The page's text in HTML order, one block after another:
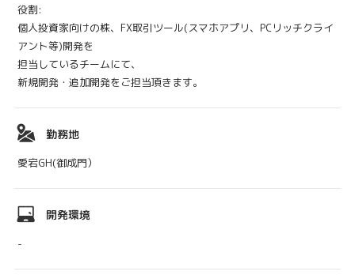
役割:
個人投資家向けの株、FX取引ツール(スマホアプリ、PCリッチクライ
アント等)開発を
担当しているチームにて、
新規開発・追加開発をご担当頂きます。
勤務地
愛宕GH(御成門）
開発環境
-